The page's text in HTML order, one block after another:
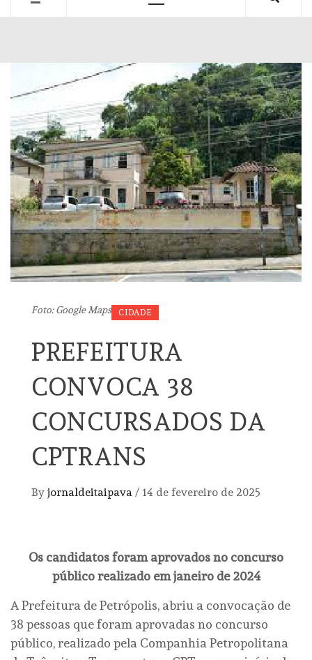
Foto: Google Maps CIDADE
PREFEITURA
CONVOCA 38
CONCURSADOS DA
CPTRANS
By jornaldeitaipava / 14 de fevereiro de 2025
Os candidatos foram aprovados no concurso
público realizado em janeiro de 2024
A Prefeitura de Petrópolis, abriu a convocação de
38 pessoas que foram aprovadas no concurso
público, realizado pela Companhia Petropolitana